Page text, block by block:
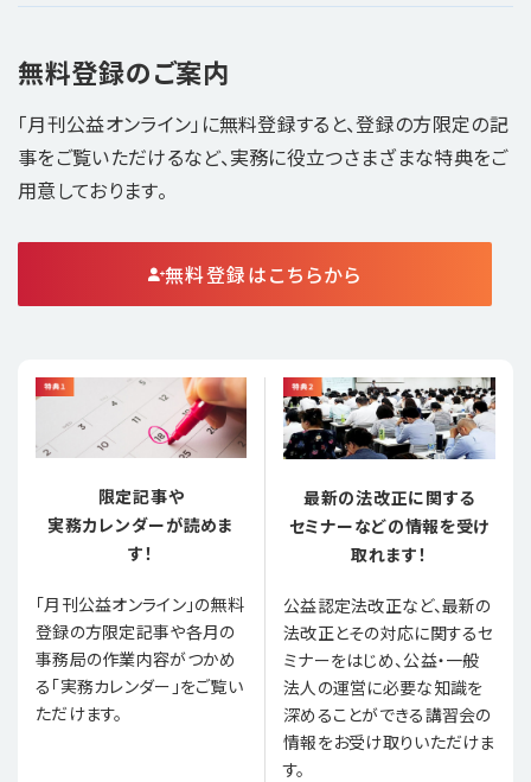
無料登録のご案内
「月刊公益オンライン」に無料登録すると、登録の方限定の記
事をご覧いただけるなど、実務に役立つさまざまな特典をご
用意しております。
無料登録はこちらから
限定記事や
実務カレンダーが読めま
す！
「月刊公益オンライン」の無料
登録の方限定記事や各月の
事務局の作業内容がつかめ
る「実務カレンダー」をご覧い
ただけます。
最新の法改正に関する
セミナーなどの情報を受け
取れます！
公益認定法改正など、最新の
法改正とその対応に関するセ
ミナーをはじめ、公益・一般
法人の運営に必要な知識を
深めることができる講習会の
情報をお受け取りいただけま
す。